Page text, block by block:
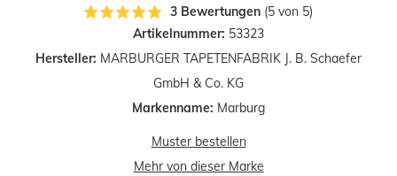
Artikelnummer: 53323
Hersteller: MARBURGER TAPETENFABRIK J. B. Schaefer
GmbH & Co. KG
Markenname: Marburg
Muster bestellen
Mehr von dieser Marke
3 Bewertungen (5 von 5)